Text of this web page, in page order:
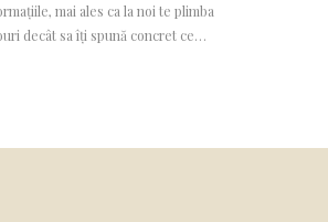
mai ales ca la noi te plimba
decât sa îți spună concret ce…